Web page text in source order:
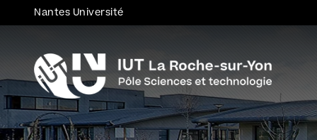
Nantes Université